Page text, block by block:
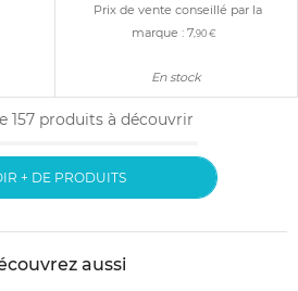
Prix de vente conseillé par la
marque : 7,90 €
En stock
157produits à découvrir
+ DE PRODUITS
aussi